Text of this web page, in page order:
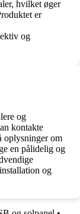
hvilket øger
er
og
og
kontakte
oplysninger om
en pålidelig og
og